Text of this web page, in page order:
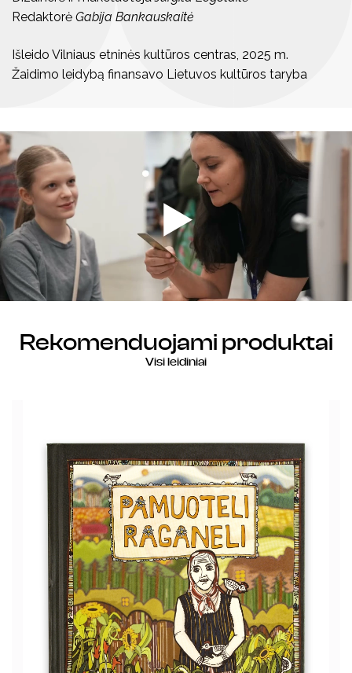
Redaktorė Gabija Bankauskaitė
Išleido Vilniaus etninės kultūros centras, 2025 m.
Žaidimo leidybą finansavo Lietuvos kultūros taryba
Rekomenduojami produktai
Visi leidiniai